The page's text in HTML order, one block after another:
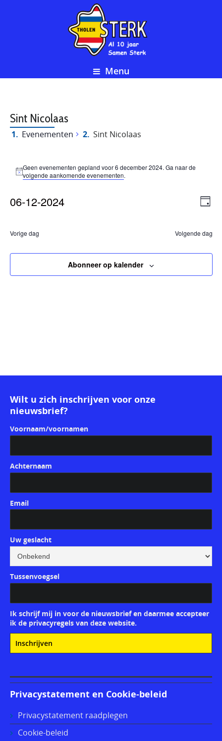
Menu
Sint Nicolaas
Evenementen Sint Nicolaas
Evenementen
6
december
Bericht
Geen evenementen gepland voor 6 december 2024. Ga naar de
volgende aankomende evenementen.
Dag
06-12-2024
datum.
Vorige dag Volgende dag
Abonneer op kalender
Wilt u zich inschrijven voor onze
nieuwsbrief?
Voornaam/voornamen
Achternaam
Email
Uw geslacht
Tussenvoegsel
Ik schrijf mij in voor de nieuwsbrief en daarmee accepteer
ik de privacyregels van deze website.
Privacystatement en Cookie-beleid
Privacystatement raadplegen
Cookie-beleid